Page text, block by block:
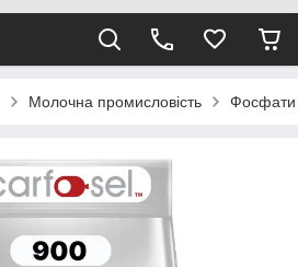
Молочна промисловість Фосфати